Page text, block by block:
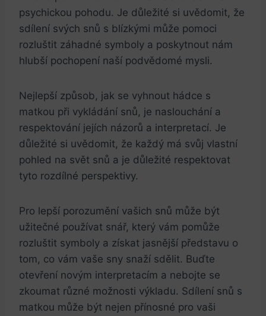
psychickou pohodu. Je důležité si uvědomit, že
sdílení svých snů s blízkými může pomoci
rozluštit záhadné symboly a poskytnout nám
hlubší pochopení naší podvědomé mysli.
Nejlepší způsob, jak se vyhnout hádce s
matkou při vykládání snů, je naslouchání a
respektování jejích názorů a interpretací. Je
důležité si uvědomit, že každý má svůj vlastní
pohled na svět snů a je důležité respektovat
tyto rozdílné perspektivy.
Pro lepší porozumění vašich snů může být
užitečné používat snář, který vám pomůže
rozluštit symboly a získat jasnější představu o
tom, co vám vaše sny snaží sdělit. Buďte
otevření novým interpretacím a nebojte se
zkoumat různé možnosti výkladu. Sdílení snů s
matkou může být nejen přínosné pro vaši